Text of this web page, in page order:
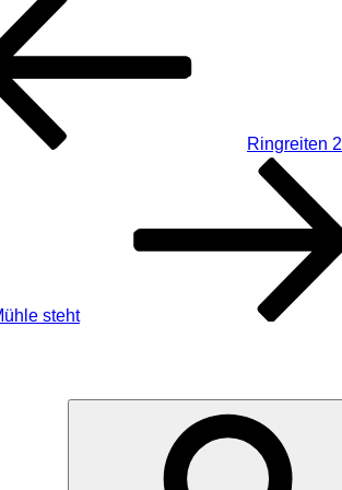
Ringreiten
steht